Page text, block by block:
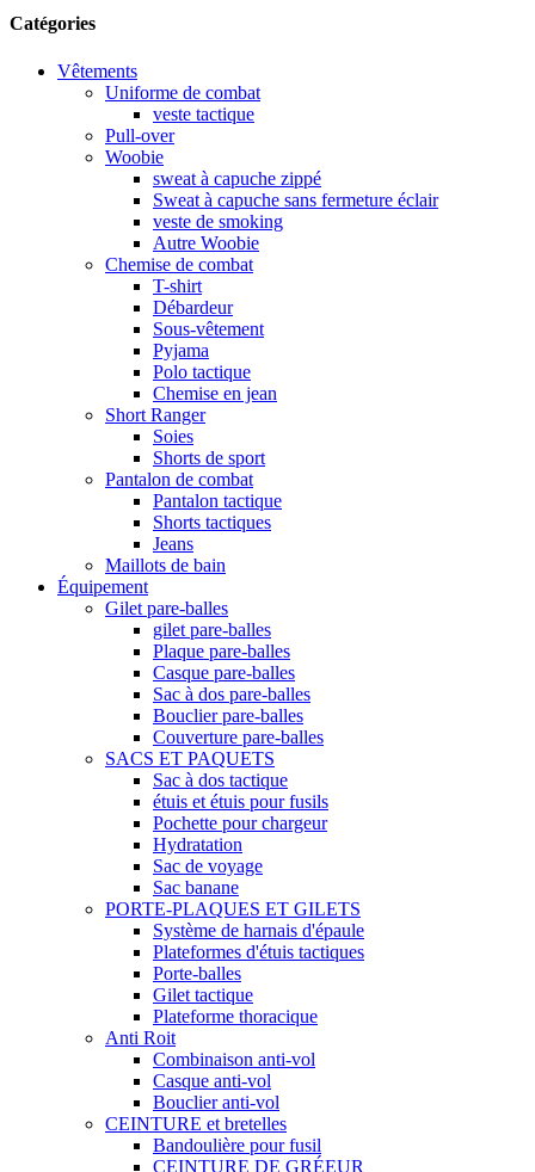
Catégories
Vêtements
Uniforme de combat
veste tactique
Pull-over
Woobie
sweat à capuche zippé
Sweat à capuche sans fermeture éclair
veste de smoking
Autre Woobie
Chemise de combat
T-shirt
Débardeur
Sous-vêtement
Pyjama
Polo tactique
Chemise en jean
Short Ranger
Soies
Shorts de sport
Pantalon de combat
Pantalon tactique
Shorts tactiques
Jeans
Maillots de bain
Équipement
Gilet pare-balles
gilet pare-balles
Plaque pare-balles
Casque pare-balles
Sac à dos pare-balles
Bouclier pare-balles
Couverture pare-balles
SACS ET PAQUETS
Sac à dos tactique
étuis et étuis pour fusils
Pochette pour chargeur
Hydratation
Sac de voyage
Sac banane
PORTE-PLAQUES ET GILETS
Système de harnais d'épaule
Plateformes d'étuis tactiques
Porte-balles
Gilet tactique
Plateforme thoracique
Anti Roit
Combinaison anti-vol
Casque anti-vol
Bouclier anti-vol
CEINTURE et bretelles
Bandoulière pour fusil
CEINTURE DE GRÉEUR